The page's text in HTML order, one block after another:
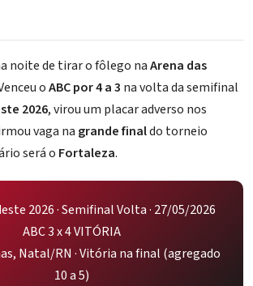
noite de tirar o fôlego naArena das
oABC por 4 a 3 na volta da semifinal
2026, virou um placar adverso nos
vaga na grande finaldo torneio
será o Fortaleza.
2026 · Semifinal Volta · 27/05/2026
ABC 3 x 4 VITÓRIA
Natal/RN · Vitória na final (agregado
10 a 5)